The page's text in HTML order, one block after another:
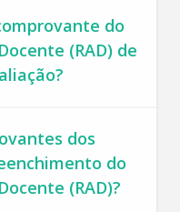
do
(RAD) de
dos
do
(RAD)?